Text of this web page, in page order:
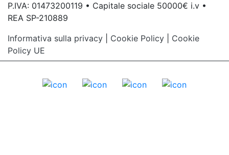
P.IVA: 01473200119 • Capitale sociale 50000€ i.v •
REA SP-210889
Informativa sulla privacy
Cookie Policy
Cookie
Policy UE